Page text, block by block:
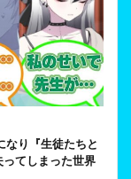
なり『生徒たちと
てしまった世界